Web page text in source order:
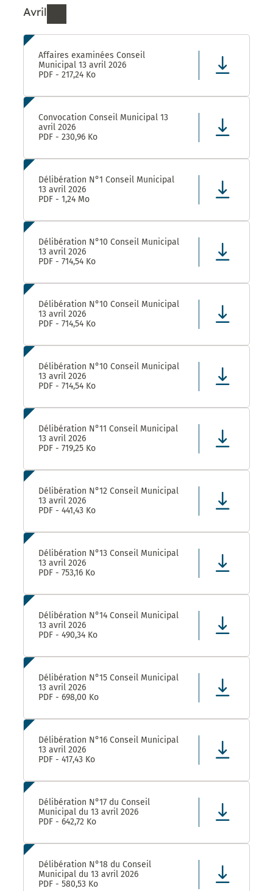
Avril
Ressources de Avril 2026
Affaires examinées Conseil
Municipal 13 avril 2026
PDF - 217,24 Ko
Convocation Conseil Municipal 13
avril 2026
PDF - 230,96 Ko
Délibération N°1 Conseil Municipal
13 avril 2026
PDF - 1,24 Mo
Délibération N°10 Conseil Municipal
13 avril 2026
PDF - 714,54 Ko
Délibération N°10 Conseil Municipal
13 avril 2026
PDF - 714,54 Ko
Délibération N°10 Conseil Municipal
13 avril 2026
PDF - 714,54 Ko
Délibération N°11 Conseil Municipal
13 avril 2026
PDF - 719,25 Ko
Délibération N°12 Conseil Municipal
13 avril 2026
PDF - 441,43 Ko
Délibération N°13 Conseil Municipal
13 avril 2026
PDF - 753,16 Ko
Délibération N°14 Conseil Municipal
13 avril 2026
PDF - 490,34 Ko
Délibération N°15 Conseil Municipal
13 avril 2026
PDF - 698,00 Ko
Délibération N°16 Conseil Municipal
13 avril 2026
PDF - 417,43 Ko
Délibération N°17 du Conseil
Municipal du 13 avril 2026
PDF - 642,72 Ko
Délibération N°18 du Conseil
Municipal du 13 avril 2026
PDF - 580,53 Ko